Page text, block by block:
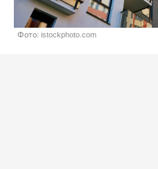
Фото: istockphoto.com